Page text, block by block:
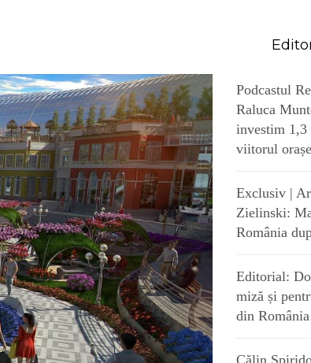
Podcastul
Raluca
investim 1,3
viitorul
Exclusiv |
Zielinski:
România
Editorial:
miză și
din România
Călin